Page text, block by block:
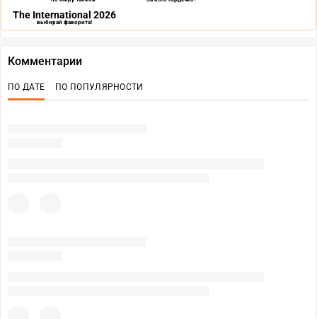
The International 2026
выбирай фаворита!
Комментарии
ПО ДАТЕ ПО ПОПУЛЯРНОСТИ